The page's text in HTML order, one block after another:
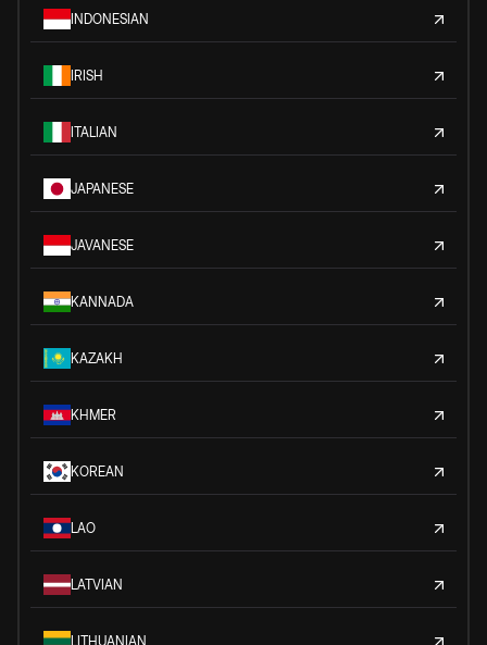
INDONESIAN
IRISH
ITALIAN
JAPANESE
JAVANESE
KANNADA
KAZAKH
KHMER
KOREAN
LAO
LATVIAN
LITHUANIAN